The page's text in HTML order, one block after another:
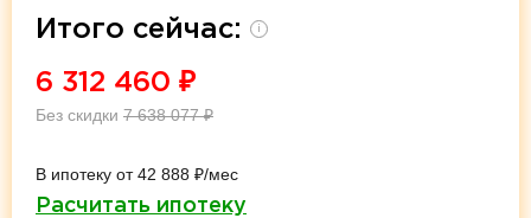
Итого сейчас: i
6 312 460 ₽
Без скидки 7 638 077₽
В ипотеку от 42 888 ₽/мес
Расчитать ипотеку